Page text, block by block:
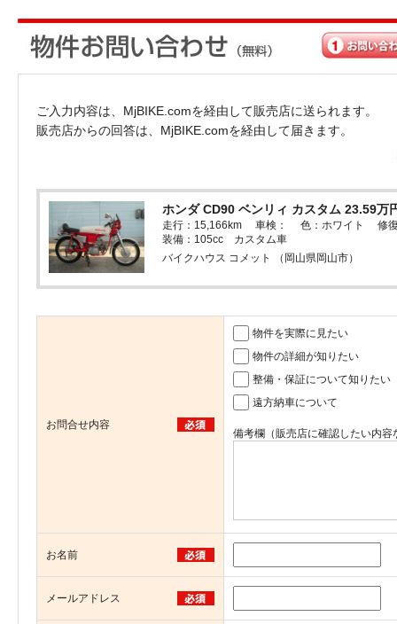
ご入力内容は、MjBIKE.comを経由して販売店に送られます。
販売店からの回答は、MjBIKE.comを経由して届きます。
ホンダ CD90 ベンリィ カスタム 23.59万
走行：15,166km 車検： 色：ホワイト 修復
装備：105cc カスタム車
バイクハウス コメット （岡山県岡山市）
お問合せ内容
物件を実際に見たい
物件の詳細が知りたい
整備・保証について知りたい
遠方納車について
備考欄（販売店に確認したい内
お名前
メールアドレス